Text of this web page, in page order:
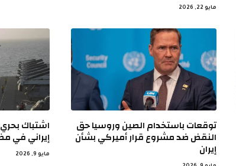
مايو 22, 2026
توقعات باستخدام الصين وروسيا حق
النقض ضد مشروع قرار أميركي بشأن
إيران
اشتباك
إيراني في
مايو 9, 2026